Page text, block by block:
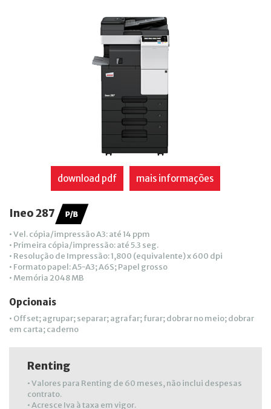
download pdf mais informações
Ineo 287
• Vel. cópia/impressão A3: até 14 ppm
• Primeira cópia/impressão: até 5.3 seg.
• Resolução de Impressão: 1,800 (equivalente) x 600 dpi
• Formato papel: A5-A3; A6S; Papel grosso
• Memória 2048 MB
Opcionais
• Offset; agrupar; separar; agrafar; furar; dobrar no meio; dobrar
em carta; caderno
Renting
• Valores para Renting de 60 meses, não inclui despesas
contrato.
• Acresce Iva à taxa em vigor.